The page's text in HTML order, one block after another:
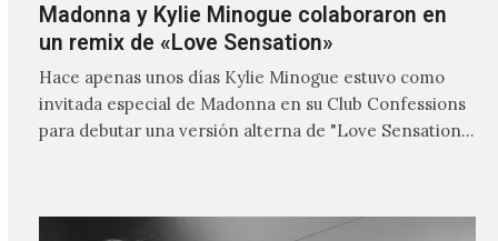
Madonna y Kylie Minogue colaboraron en
un remix de «Love Sensation»
Hace apenas unos días Kylie Minogue estuvo como
invitada especial de Madonna en su Club Confessions
para debutar una versión alterna de "Love Sensation",